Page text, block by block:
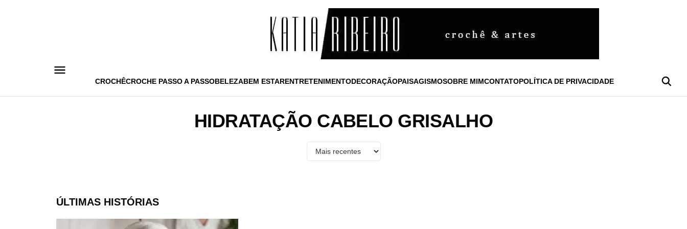
CROCHÊCROCHE PASSO A PASSOBELEZABEM ESTARENTRETENIMENTODECORAÇÃOPAISAGISMOSOBRE MIMCONTATOPOLÍTICA DE PRIVACIDADE
HIDRATAÇÃO CABELO GRISALHO
ÚLTIMAS HISTÓRIAS